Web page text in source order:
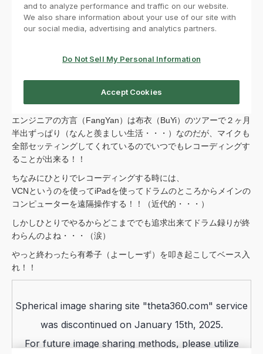
エンジニアの方言（FangYan）は布衣（BuYi）のツアーで２ヶ月
半出ずっぱり（なんと羨ましい生活・・・）なのだが、マイクも
全部セッティングしてくれているのでいつでもレコーディングす
ることが出来る！！
ちなみにひとりでレコーディングする時には、
VCNというのを使ってiPadを使ってドラムのところからメインの
コンピューターを遠隔操作する！！（近代的・・・）
しかしひとりでやるからどこまででも追求出来てドラム録りが終
わらんのよね・・・（涙）
やっと終わったら有希子（よーしーず）を叩き起こしてベース入
れ！！